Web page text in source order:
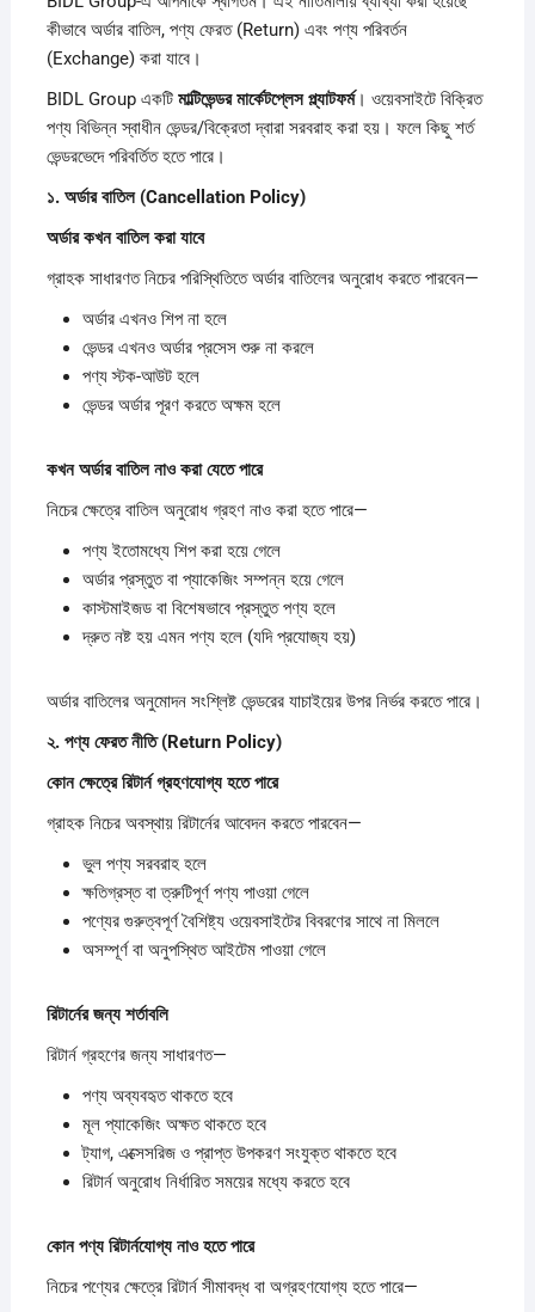
কীভাবে অর্ডার বাতিল, পণ্য ফেরত (Return) এবং পণ্য পরিবর্তন
(Exchange) করা যাবে।
BIDL Group একটি মাল্টিভেন্ডরমার্কেটপ্লেসপ্ল্যাটফর্ম। ওয়েবসাইটে বিক্রিত
পণ্য বিভিন্ন স্বাধীন ভেন্ডর/বিক্রেতা দ্বারা সরবরাহ করা হয়। ফলে কিছু শর্ত
ভেন্ডরভেদে পরিবর্তিত হতে পারে।
১. অর্ডারবাতিল (Cancellation Policy)
অর্ডারকখনবাতিলকরাযাবে
গ্রাহক সাধারণত নিচের পরিস্থিতিতে অর্ডার বাতিলের অনুরোধ করতে পারবেন—
অর্ডার এখনও শিপ না হলে
ভেন্ডর এখনও অর্ডার প্রসেস শুরু না করলে
পণ্য স্টক-আউট হলে
ভেন্ডর অর্ডার পূরণ করতে অক্ষম হলে
কখনঅর্ডারবাতিলনাওকরাযেতেপারে
নিচের ক্ষেত্রে বাতিল অনুরোধ গ্রহণ নাও করা হতে পারে—
পণ্য ইতোমধ্যে শিপ করা হয়ে গেলে
অর্ডার প্রস্তুত বা প্যাকেজিং সম্পন্ন হয়ে গেলে
কাস্টমাইজড বা বিশেষভাবে প্রস্তুত পণ্য হলে
দ্রুত নষ্ট হয় এমন পণ্য হলে (যদি প্রযোজ্য হয়)
অর্ডার বাতিলের অনুমোদন সংশ্লিষ্ট ভেন্ডরের যাচাইয়ের উপর নির্ভর করতে পারে।
২. পণ্যফেরতনীতি (Return Policy)
কোনক্ষেত্রেরিটার্নগ্রহণযোগ্যহতেপারে
গ্রাহক নিচের অবস্থায় রিটার্নের আবেদন করতে পারবেন—
ভুল পণ্য সরবরাহ হলে
ক্ষতিগ্রস্ত বা ত্রুটিপূর্ণ পণ্য পাওয়া গেলে
পণ্যের গুরুত্বপূর্ণ বৈশিষ্ট্য ওয়েবসাইটের বিবরণের সাথে না মিললে
অসম্পূর্ণ বা অনুপস্থিত আইটেম পাওয়া গেলে
রিটার্নেরজন্যশর্তাবলি
রিটার্ন গ্রহণের জন্য সাধারণত—
পণ্য অব্যবহৃত থাকতে হবে
মূল প্যাকেজিং অক্ষত থাকতে হবে
ট্যাগ, এক্সেসরিজ ও প্রাপ্ত উপকরণ সংযুক্ত থাকতে হবে
রিটার্ন অনুরোধ নির্ধারিত সময়ের মধ্যে করতে হবে
কোনপণ্যরিটার্নযোগ্যনাওহতেপারে
নিচের পণ্যের ক্ষেত্রে রিটার্ন সীমাবদ্ধ বা অগ্রহণযোগ্য হতে পারে—